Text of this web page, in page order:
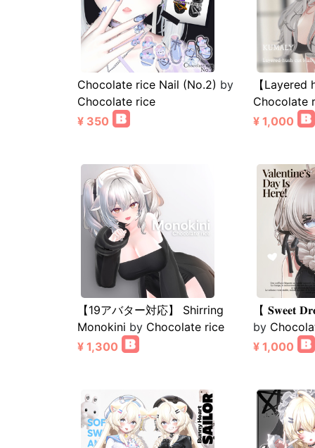
Chocolate rice Nail (No.2) by
Chocolate rice
¥ 350
【
Chocolate
¥ 1,000
【19アバター対応】 Shirring
Monokini by Chocolate rice
¥ 1,300
【 𝐒𝐰𝐞𝐞𝐭
by
¥ 1,000